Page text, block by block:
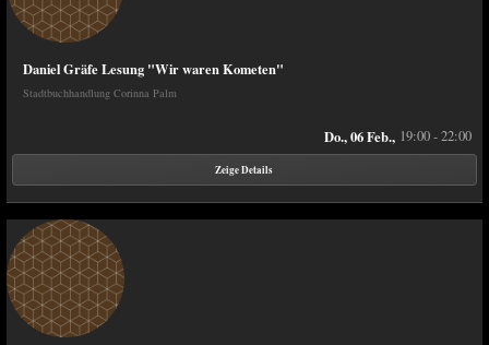
Daniel Gräfe Lesung "Wir waren Kometen"
Stadtbuchhandlung Corinna Palm
Do., 06 Feb., 19:00 - 22:00
Zeige Details